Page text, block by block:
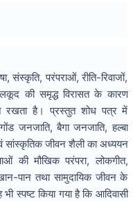
संस्कृति, परंपराओं, रीति-रिवाजों,
की समृद्ध विरासत के कारण
रखता है। प्रस्तुत शोध पत्र में
जनजाति, बैगा जनजाति, हल्बा
सांस्कृतिक जीवन शैली का अध्ययन
की मौखिक परंपरा, लोकगीत,
पान तथा सामुदायिक जीवन के
भी स्पष्ट किया गया है कि आदिवासी